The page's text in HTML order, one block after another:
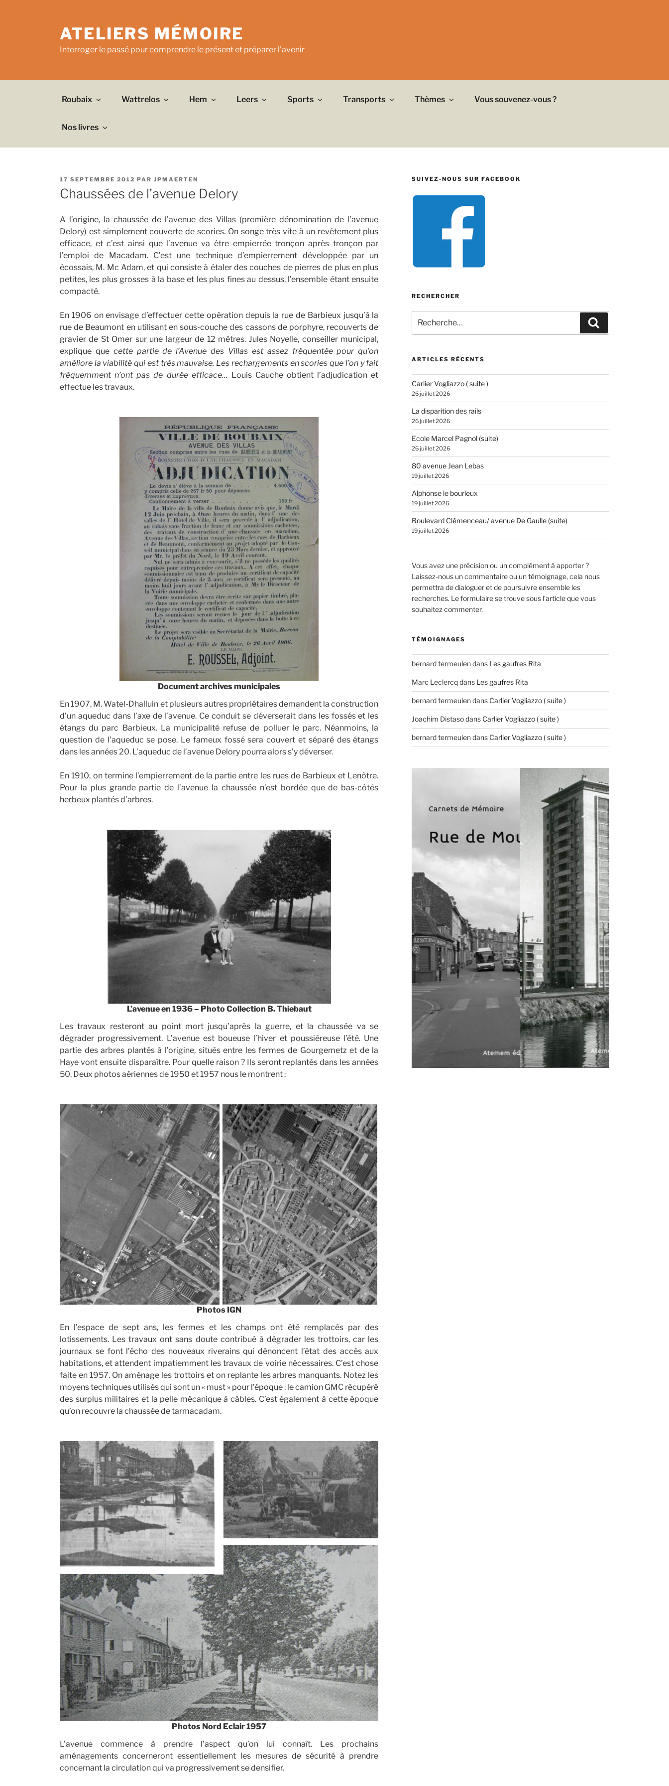
ATELIERS MÉMOIRE
Interroger le passé pour comprendre le présent et préparer l'avenir
Roubaix Wattrelos Hem Leers Sports Transports Thèmes Vous souvenez-vous ?
Nos livres
PUBLIÉ
LE
17 SEPTEMBRE 2012 PAR JPMAERTEN
Chaussées de l’avenue Delory
A l’origine, la chaussée de l’avenue des Villas (première dénomination de l’avenue
Delory) est simplement couverte de scories. On songe très vite à un revêtement plus
efficace, et c’est ainsi que l’avenue va être empierrée tronçon après tronçon par
l’emploi de Macadam. C’est une technique d’empierrement développée par un
écossais, M. Mc Adam, et qui consiste à étaler des couches de pierres de plus en plus
petites, les plus grosses à la base et les plus fines au dessus, l’ensemble étant ensuite
compacté.
En 1906 on envisage d’effectuer cette opération depuis la rue de Barbieux jusqu’à la
rue de Beaumont en utilisant en sous-couche des cassons de porphyre, recouverts de
gravier de St Omer sur une largeur de 12 mètres. Jules Noyelle, conseiller municipal,
explique que cette partie de l’Avenue des Villas est assez fréquentée pour qu’on
améliore la viabilité qui est très mauvaise. Les rechargements en scories que l’on y fait
fréquemment n’ont pas de durée efficace… Louis Cauche obtient l’adjudication et
effectue les travaux.
Document archives municipales
En 1907, M. Watel-Dhalluin et plusieurs autres propriétaires demandent la construction
d’un aqueduc dans l’axe de l’avenue. Ce conduit se déverserait dans les fossés et les
étangs du parc Barbieux. La municipalité refuse de polluer le parc. Néanmoins, la
question de l’aqueduc se pose. Le fameux fossé sera couvert et séparé des étangs
dans les années 20. L’aqueduc de l’avenue Delory pourra alors s’y déverser.
En 1910, on termine l’empierrement de la partie entre les rues de Barbieux et Lenôtre.
Pour la plus grande partie de l’avenue la chaussée n’est bordée que de bas-côtés
herbeux plantés d’arbres.
L’avenue en 1936 – Photo Collection B. Thiebaut
Les travaux resteront au point mort jusqu’après la guerre, et la chaussée va se
dégrader progressivement. L’avenue est boueuse l’hiver et poussiéreuse l’été. Une
partie des arbres plantés à l’origine, situés entre les fermes de Gourgemetz et de la
Haye vont ensuite disparaître. Pour quelle raison ? Ils seront replantés dans les années
50. Deux photos aériennes de 1950 et 1957 nous le montrent :
Photos IGN
En l’espace de sept ans, les fermes et les champs ont été remplacés par des
lotissements. Les travaux ont sans doute contribué à dégrader les trottoirs, car les
journaux se font l’écho des nouveaux riverains qui dénoncent l’état des accès aux
habitations, et attendent impatiemment les travaux de voirie nécessaires. C’est chose
faite en 1957. On aménage les trottoirs et on replante les arbres manquants. Notez les
moyens techniques utilisés qui sont un « must » pour l’époque : le camion GMC récupéré
des surplus militaires et la pelle mécanique à câbles. C’est également à cette époque
qu’on recouvre la chaussée de tarmacadam.
Photos Nord Eclair 1957
L’avenue commence à prendre l’aspect qu’on lui connaît. Les prochains
aménagements concerneront essentiellement les mesures de sécurité à prendre
concernant la circulation qui va progressivement se densifier.
SUIVEZ-NOUS SUR FACEBOOK
RECHERCHER
pour
:
ARTICLES RÉCENTS
Carlier Vogliazzo ( suite )
26 juillet 2026
La disparition des rails
26 juillet 2026
Ecole Marcel Pagnol (suite)
26 juillet 2026
80 avenue Jean Lebas
19 juillet 2026
Alphonse le bourleux
19 juillet 2026
Boulevard Clémenceau/ avenue De Gaulle (suite)
19 juillet 2026
Vous avez une précision ou un complément à apporter ?
Laissez-nous un commentaire ou un témoignage, cela nous
permettra de dialoguer et de poursuivre ensemble les
recherches. Le formulaire se trouve sous l'article que vous
souhaitez commenter.
TÉMOIGNAGES
bernard termeulendans Les gaufres Rita
Marc Leclercqdans Les gaufres Rita
bernard termeulendans Carlier Vogliazzo ( suite )
Joachim Distasodans Carlier Vogliazzo ( suite )
bernard termeulendans Carlier Vogliazzo ( suite )